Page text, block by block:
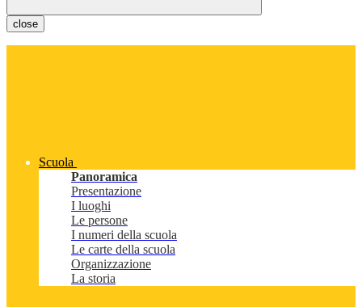
close
Scuola
Panoramica
Presentazione
I luoghi
Le persone
I numeri della scuola
Le carte della scuola
Organizzazione
La storia